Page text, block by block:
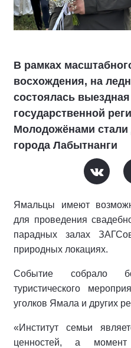
В рамках
восхождения, на
состоялась
государственной
Молодожёнами
города Лабытнанги
Ямальцы имеют
для проведения
парадных залах
природных локациях.
Событие собрало
туристического
уголков Ямала и других
«Институт семьи
ценностей, а